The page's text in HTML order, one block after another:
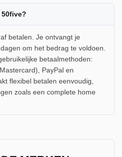
betalen. Je ontvangt je
om het bedrag te voldoen.
betaalmethoden:
PayPal en
flexibel betalen eenvoudig,
zoals een complete home